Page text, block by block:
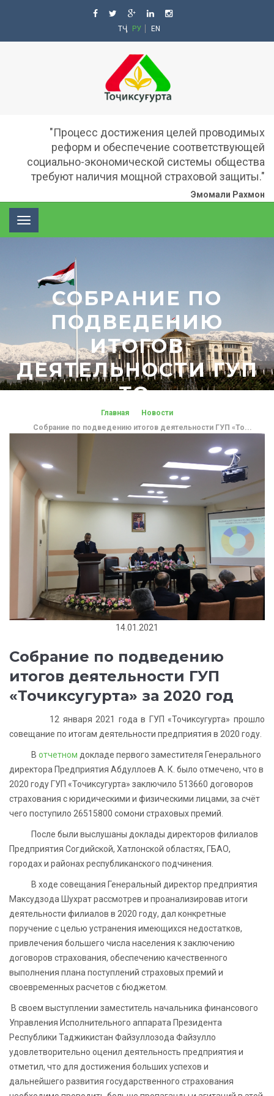
ТҶ РУ EN
"Процесс достижения целей проводимых
реформ и обеспечение соответствующей
социально-экономической системы общества
требуют наличия мощной страховой защиты."
Эмомали Рахмон
Toggle
navigation
СОБРАНИЕ ПО
ПОДВЕДЕНИЮ
ИТОГОВ
ДЕЯТЕЛЬНОСТИ ГУП
«ТО...
Главная
Новости
Собрание по подведению итогов деятельности ГУП «То...
14.01.2021
Собрание по подведению
итогов деятельности ГУП
«Точиксугурта» за 2020 год
12 января 2021 года в ГУП «Точиксугурта» прошло
совещание по итогам деятельности предприятия в 2020 году.
В отчетном докладе первого заместителя Генерального
директора Предприятия Абдуллоев А. К. было отмечено, что в
2020 году ГУП «Точиксугурта» заключило 513660 договоров
страхования с юридическими и физическими лицами, за счёт
чего поступило 26515800 сомони страховых премий.
После были выслушаны доклады директоров филиалов
Предприятия Согдийской, Хатлонской областях, ГБАО,
городах и районах республиканского подчинения.
В ходе совещания Генеральный директор предприятия
Максудзода Шухрат рассмотрев и проанализировав итоги
деятельности филиалов в 2020 году, дал конкретные
поручение с целью устранения имеющихся недостатков,
привлечения большего числа населения к заключению
договоров страхования, обеспечению качественного
выполнения плана поступлений страховых премий и
своевременных расчетов с бюджетом.
В своем выступлении заместитель начальника финансового
Управления Исполнительного аппарата Президента
Республики Таджикистан Файзуллозода Файзулло
удовлетворительно оценил деятельность предприятия и
отметил, что для достижения больших успехов и
дальнейшего развития государственного страхования